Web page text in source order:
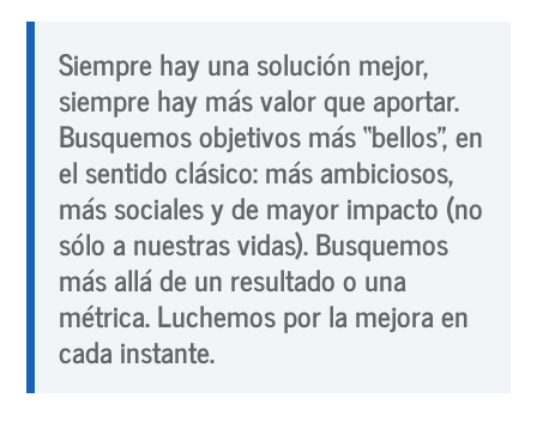
Siempre hay una solución mejor,
siempre hay más valor que aportar.
Busquemos objetivos más “bellos”, en
el sentido clásico: más ambiciosos,
más sociales y de mayor impacto (no
sólo a nuestras vidas). Busquemos
más allá de un resultado o una
métrica. Luchemos por la mejora en
cada instante.